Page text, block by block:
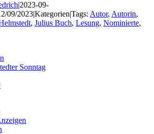
|2023-09-
09/2023|Kategorien|Tags: Autor, Autorin,
, Julius Buch, Lesung, Nominierte,
Sonntag